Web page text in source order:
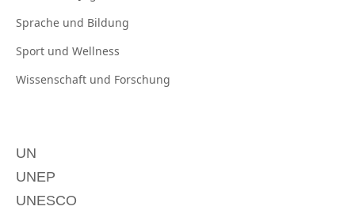
Sprache und Bildung
Sport und Wellness
Wissenschaft und Forschung
UN
UNEP
UNESCO